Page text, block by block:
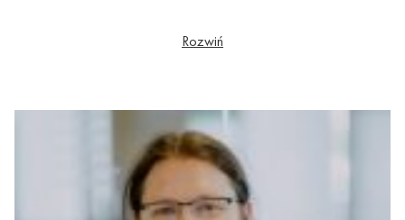
zakresie promocji, organizacji, bookingu koncertów jak i współpracy z agencjami
licencjami i sprzedażą praw zagranicznych i filmowych.
Rozwiń